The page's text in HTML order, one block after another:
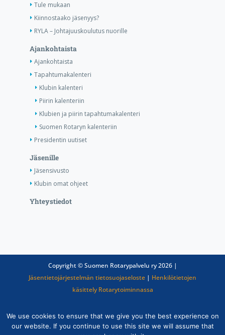
Tule mukaan
Kiinnostaako jäsenyys?
RYLA – Johtajuuskoulutus nuorille
Ajankohtaista
Ajankohtaista
Tapahtumakalenteri
Klubin kalenteri
Piirin kalenteriin
Klubien ja piirin tapahtumakalenteri
Suomen Rotaryn kalenteriin
Presidentin uutiset
Jäsenille
Jäsensivusto
Klubin omat ohjeet
Yhteystiedot
Copyright © Suomen Rotarypalvelu ry 2026 |
Jäsentietojärjestelmän tietosuojaseloste | Henkilötietojen
käsittely Rotarytoiminnassa
We use cookies to ensure that we give you the best experience on
our website. If you continue to use this site we will assume that